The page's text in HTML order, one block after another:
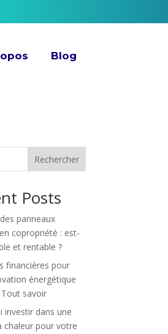
Blog
Rechercher
Posts
panneaux
copropriété : est-
et rentable ?
financières pour
énergétique
savoir
investir dans une
chaleur pour votre